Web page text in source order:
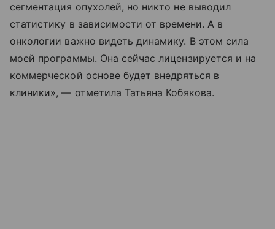
сегментация опухолей, но никто не выводил
статистику в зависимости от времени. А в
онкологии важно видеть динамику. В этом сила
моей программы. Она сейчас лицензируется и на
коммерческой основе будет внедряться в
клиники», — отметила Татьяна Кобякова.